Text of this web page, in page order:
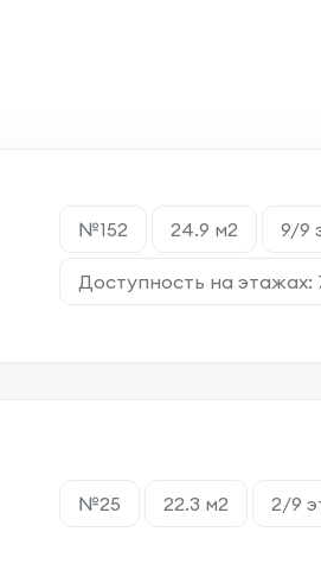
№152 24.9 м2 9/9
Доступность на этажах:
№25 22.3 м2 2/9